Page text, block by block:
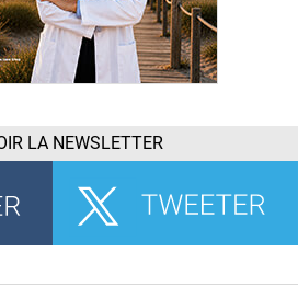
LA NEWSLETTER